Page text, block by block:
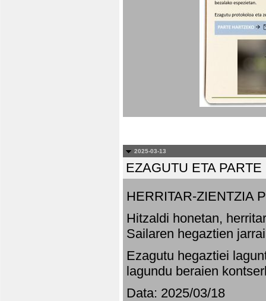
2025-03-13
EZAGUTU ETA
HERRITAR-ZIENTZIA
Hitzaldi honetan,
Sailaren hegaztien
Ezagutu hegaztiei
lagundu beraien
Data: 2025/03/18